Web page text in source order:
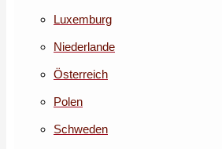
Luxemburg
Niederlande
Österreich
Polen
Schweden